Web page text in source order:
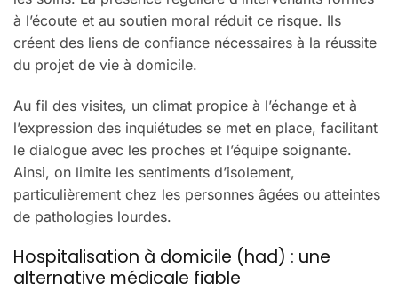
à l’écoute et au soutien moral réduit ce risque. Ils
créent des liens de confiance nécessaires à la réussite
du projet de vie à domicile.
Au fil des visites, un climat propice à l’échange et à
l’expression des inquiétudes se met en place, facilitant
le dialogue avec les proches et l’équipe soignante.
Ainsi, on limite les sentiments d’isolement,
particulièrement chez les personnes âgées ou atteintes
de pathologies lourdes.
Hospitalisation à domicile (had) : une
alternative médicale fiable